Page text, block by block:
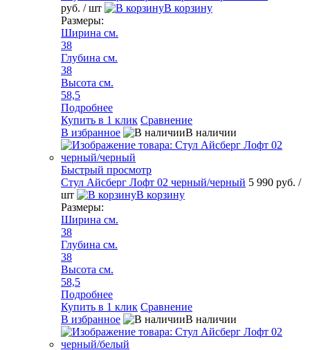
руб. / шт
В корзину
Размеры:
Ширина см.
38
Глубина см.
38
Высота см.
58,5
Подробнее
Купить в 1 клик Сравнение
В избранное
В наличии
Быстрый просмотр
Стул Айсберг Лофт 02 черный/черный 5 990 руб. /
шт
В корзину
Размеры:
Ширина см.
38
Глубина см.
38
Высота см.
58,5
Подробнее
Купить в 1 клик Сравнение
В избранное
В наличии